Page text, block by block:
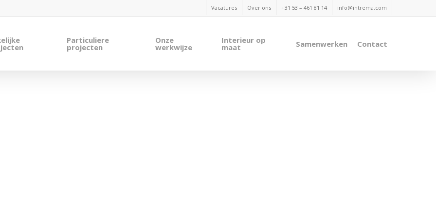
Vacatures Over ons +31 53 – 461 81 14 info@intrema.com
Particuliere
projecten
Onze
werkwijze
Interieur op
maat Samenwerken Contact